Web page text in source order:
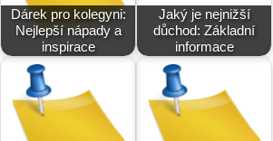
Dárek pro kolegyni:
Nejlepší nápady a
inspirace
Jaký je nejnižší
důchod: Základní
informace